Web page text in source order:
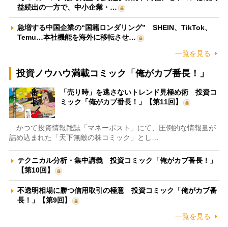
益続出の一方で、中小企業・…
急増する中国企業の“国籍ロンダリング” SHEIN、TikTok、
Temu…本社機能を海外に移転させ…
一覧を見る
投資ノウハウ満載コミック「俺がカブ番長！」
「売り時」を逃さないトレンド見極め術 投資コ
ミック「俺がカブ番長！」【第11回】
かつて投資情報雑誌「マネーポスト」にて、圧倒的な情報量が
詰め込まれた「天下無敵の株コミック」とし…
テクニカル分析・集中講義 投資コミック「俺がカブ番長！」
【第10回】
不透明相場に勝つ信用取引の極意 投資コミック「俺がカブ番
長！」【第9回】
一覧を見る